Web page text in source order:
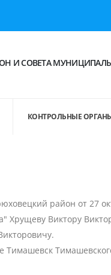
И СОВЕТА
КОНТРОЛЬНЫЕ
район от 27
Хрущеву Виктору
Тимашевск